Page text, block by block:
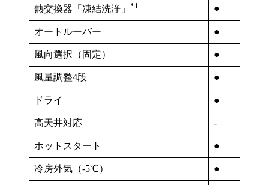
熱交換器「凍結洗浄」 *1 ●
オートルーバー ●
風向選択（固定） ●
風量調整4段 ●
ドライ ●
高天井対応 -
ホットスタート ●
冷房外気（-5℃） ●